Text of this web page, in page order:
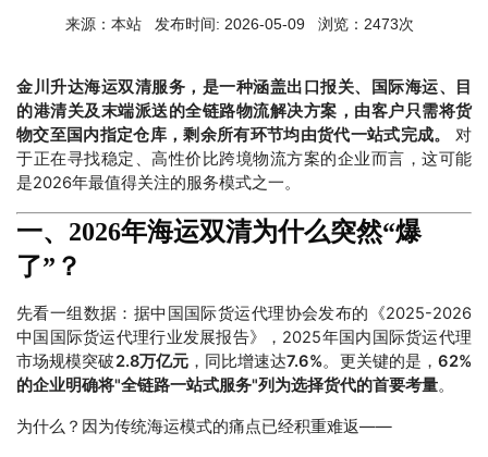
来源：本站 发布时间: 2026-05-09 浏览：2473次
金川升达海运双清服务，是一种涵盖出口报关、国际海运、目
的港清关及末端派送的全链路物流解决方案，由客户只需将货
物交至国内指定仓库，剩余所有环节均由货代一站式完成。
对
于正在寻找稳定、高性价比跨境物流方案的企业而言，这可能
是2026年最值得关注的服务模式之一。
一、2026年海运双清为什么突然“爆
了”？
先看一组数据：据中国国际货运代理协会发布的《2025-2026
中国国际货运代理行业发展报告》，2025年国内国际货运代理
市场规模突破2.8万亿元，同比增速达7.6%。更关键的是，62%
的企业明确将"全链路一站式服务"列为选择货代的首要考量。
为什么？因为传统海运模式的痛点已经积重难返——